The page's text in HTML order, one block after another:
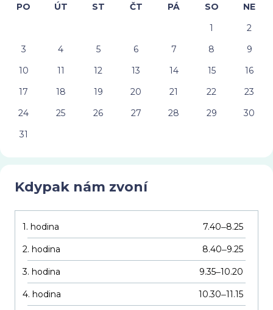
PO ÚT ST ČT PÁ SO
NE
1
2
3
4 5 6 7 8
9
10
11 12 13 14 15
16
17
18 19 20 21 22
23
24
25 26 27 28 29
30
31
Kdypak nám zvoní
1. hodina 7.40–8.25
2. hodina 8.40–9.25
3. hodina 9.35–10.20
4. hodina 10.30–11.15